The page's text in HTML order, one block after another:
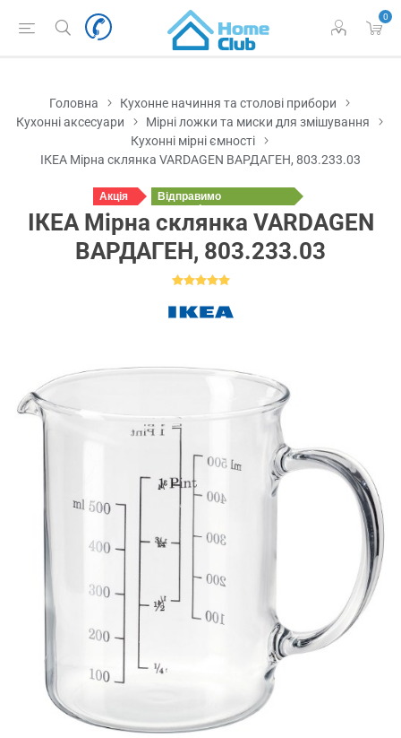
0
Головна
Кухонне начиння та столові прибори
Кухонні аксесуари
Мірні ложки та миски для змішування
Кухонні мірні ємності
ІКЕА Мірна склянка VARDAGEN ВАРДАГЕН, 803.233.03
Акція
Відправимо
у понеділок
ІКЕА Мірна склянка VARDAGEN
ВАРДАГЕН, 803.233.03